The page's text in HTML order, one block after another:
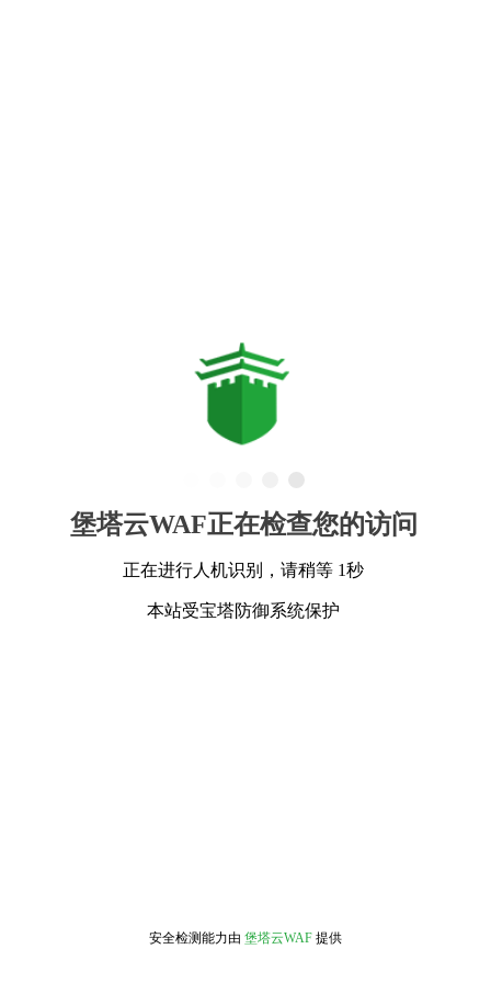
堡塔云WAF正在检查您的访问
正在进行人机识别，请稍等 1秒
本站受宝塔防御系统保护
安全检测能力由 堡塔云WAF 提供